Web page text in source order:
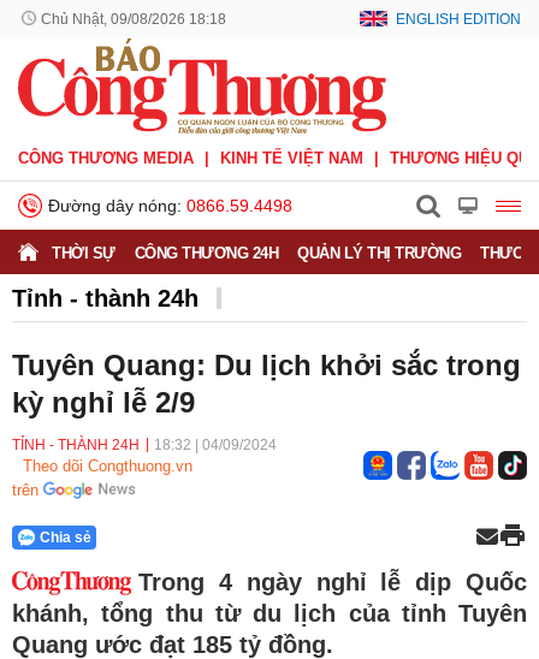
Chủ Nhật, 09/08/2026 18:18 ENGLISH EDITION
CÔNG THƯƠNG MEDIA KINH TẾ VIỆT NAM THƯƠNG HIỆU
Đường dây nóng: 0866.59.4498
THỜI SỰ CÔNG THƯƠNG 24H QUẢN LÝ THỊ TRƯỜNG
Tỉnh - thành 24h
Tuyên Quang: Du lịch khởi sắc trong
kỳ nghỉ lễ 2/9
TỈNH - THÀNH 24H 18:32 04/09/2024
Theo dõi Congthuong.vn
trên
Chia sẻ
Trong 4 ngày nghỉ lễ dịp Quốc
khánh, tổng thu từ du lịch của tỉnh Tuyên
Quang ước đạt 185 tỷ đồng.